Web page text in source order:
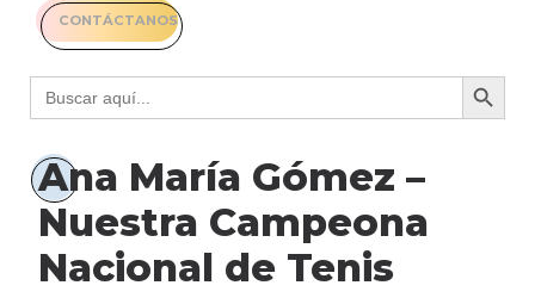
CONTÁCTANOS
Buscar: Botón
Ana María Gómez –
Nuestra Campeona
Nacional de Tenis